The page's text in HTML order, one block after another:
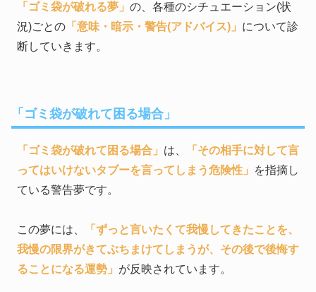
「ゴミ袋が破れる夢」 の、各種のシチュエーション(状
況)ごとの 「意味・暗示・警告(アドバイス)」 について診
断していきます。
「ゴミ袋が破れて困る場合」
「ゴミ袋が破れて困る場合」 は、
「その相手に対して言
ってはいけないタブーを言ってしまう危険性」
を指摘し
ている警告夢です。
この夢には、
「ずっと言いたくて我慢してきたことを、
我慢の限界がきてぶちまけてしまうが、その後で後悔す
ることになる運勢」 が反映されています。